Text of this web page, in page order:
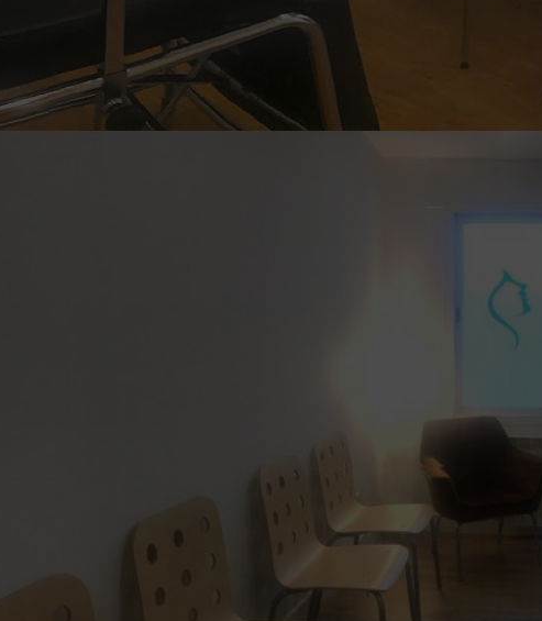
conservaremos para el ejercicio o la defensa de reclamaciones.
– Derecho de retirar el consentimiento: Usted tendrá derecho a
afecte a la licitud del tratamiento basado en el consentimiento antes
– Derecho de oposición: Usted tendrá derecho a oponerse al
salvo por motivos legítimos imperiosos, o el ejercicio o la defensa de
– Los interesados pueden ejercitar sus derechos de acceso,
dirección postal: AVD DE LA MANCHA 1B, PISO 1ºG/PISO 7ºD,
PROTECCIÓN DE DATOS, o bien a través de la dirección de correo